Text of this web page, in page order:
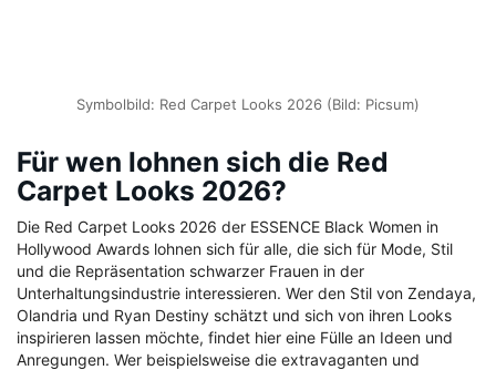
Symbolbild: Red Carpet Looks 2026 (Bild: Picsum)
Für wen lohnen sich die Red
Carpet Looks 2026?
Die Red Carpet Looks 2026 der ESSENCE Black Women in
Hollywood Awards lohnen sich für alle, die sich für Mode, Stil
und die Repräsentation schwarzer Frauen in der
Unterhaltungsindustrie interessieren. Wer den Stil von Zendaya,
Olandria und Ryan Destiny schätzt und sich von ihren Looks
inspirieren lassen möchte, findet hier eine Fülle an Ideen und
Anregungen. Wer beispielsweise die extravaganten und